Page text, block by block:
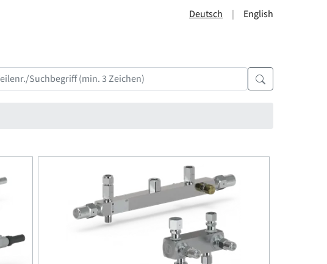
Deutsch English